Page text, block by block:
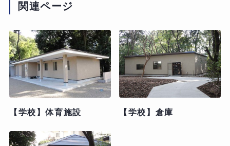
関連ページ
【学校】体育施設 【学校】倉庫